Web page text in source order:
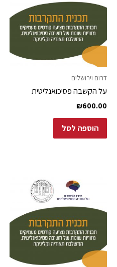
דרום וירושלים
על הקשבה פסיכואנליטית
₪600.00
הוספה לסל